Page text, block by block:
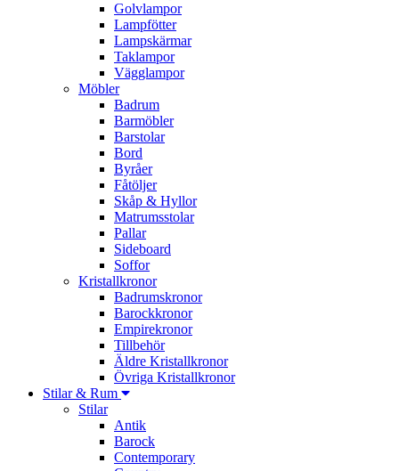
Golvlampor
Lampfötter
Lampskärmar
Taklampor
Vägglampor
Möbler
Badrum
Barmöbler
Barstolar
Bord
Byråer
Fåtöljer
Skåp & Hyllor
Matrumsstolar
Pallar
Sideboard
Soffor
Kristallkronor
Badrumskronor
Barockkronor
Empirekronor
Tillbehör
Äldre Kristallkronor
Övriga Kristallkronor
Stilar & Rum
Stilar
Antik
Barock
Contemporary